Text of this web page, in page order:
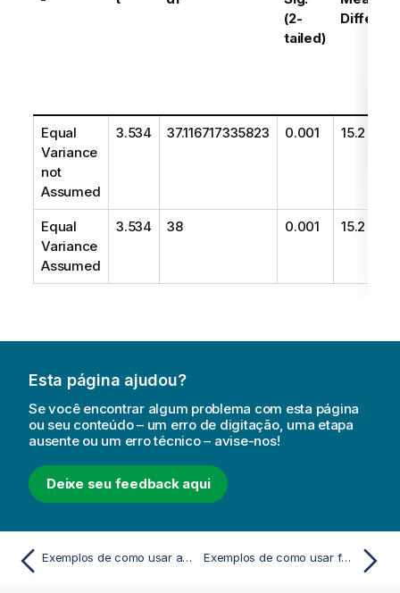
(2-
tailed)
Equal
Variance
not
Assumed
3.534 37.116717335823 0.001 15.2
Equal
Variance
Assumed
3.534 38 0.001 15.2
Esta página ajudou?
Se você encontrar algum problema com esta página
ou seu conteúdo – um erro de digitação, uma etapa
ausente ou um erro técnico – avise-nos!
Deixe seu feedback aqui
Exemplos de como usar as funções chi2-test no script de carregamento Exemplos de como usar funções z-test